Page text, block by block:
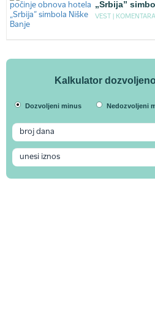
„Srbija”
VEST |
Kalkulator
Dozvoljeni minus Nedozvoljeni